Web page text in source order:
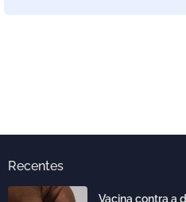
Recentes
Vacina contra a